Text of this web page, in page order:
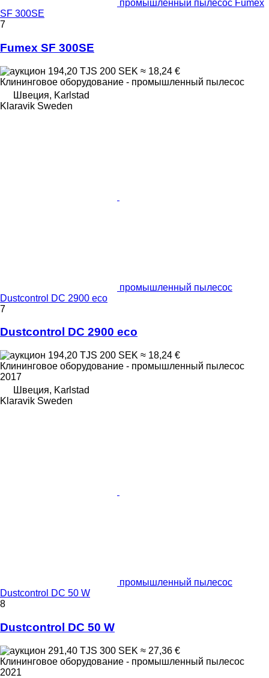
промышленный пылесос Fumex
SF 300SE
7
Fumex SF 300SE
194,20 TJS 200 SEK ≈ 18,24 €
Клининговое оборудование - промышленный пылесос
Швеция, Karlstad
Klaravik Sweden
промышленный пылесос
Dustcontrol DC 2900 eco
7
Dustcontrol DC 2900 eco
194,20 TJS 200 SEK ≈ 18,24 €
Клининговое оборудование - промышленный пылесос
2017
Швеция, Karlstad
Klaravik Sweden
промышленный пылесос
Dustcontrol DC 50 W
8
Dustcontrol DC 50 W
291,40 TJS 300 SEK ≈ 27,36 €
Клининговое оборудование - промышленный пылесос
2021